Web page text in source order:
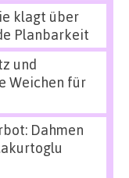
klagt über
Planbarkeit
und
Weichen für
Dahmen